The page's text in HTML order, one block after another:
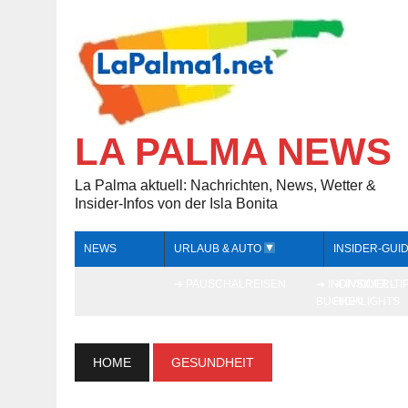
LA PALMA NEWS
La Palma aktuell: Nachrichten, News, Wetter &
Insider-Infos von der Isla Bonita
NEWS URLAUB & AUTO INSIDER-
HOME GESUNDHEIT